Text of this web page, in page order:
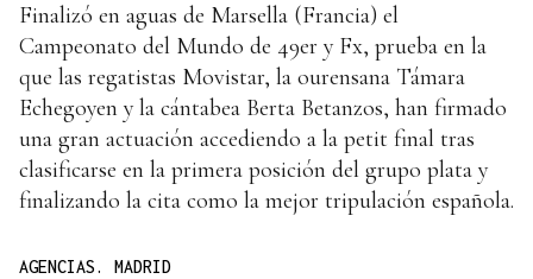
Finalizó en aguas de Marsella (Francia) el
Campeonato del Mundo de 49er y Fx, prueba en la
que las regatistas Movistar, la ourensana Támara
Echegoyen y la cántabea Berta Betanzos, han firmado
una gran actuación accediendo a la petit final tras
clasificarse en la primera posición del grupo plata y
finalizando la cita como la mejor tripulación española.
AGENCIAS. MADRID